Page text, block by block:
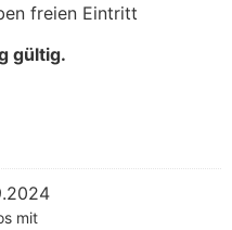
freien Eintritt
gültig.
mit